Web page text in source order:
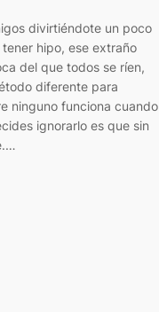
divirtiéndote un poco
hipo, ese extraño
del que todos se ríen,
diferente para
ninguno funciona cuando
ignorarlo es que sin